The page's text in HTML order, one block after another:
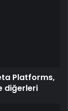
Platforms,
diğerleri